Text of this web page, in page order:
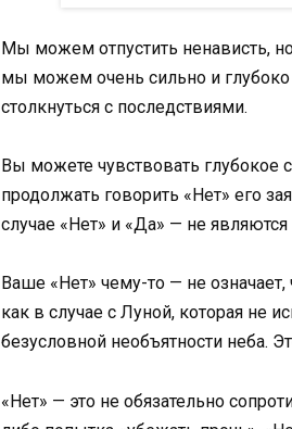
Мы можем отпустить ненависть,
мы можем очень сильно и глубоко
столкнуться с последствиями.
Вы можете чувствовать глубокое
продолжать говорить «Нет» его
случае «Нет» и «Да» — не
Ваше «Нет» чему-то — не
как в случае с Луной, которая не
безусловной необъятности неба.
«Нет» — это не обязательно